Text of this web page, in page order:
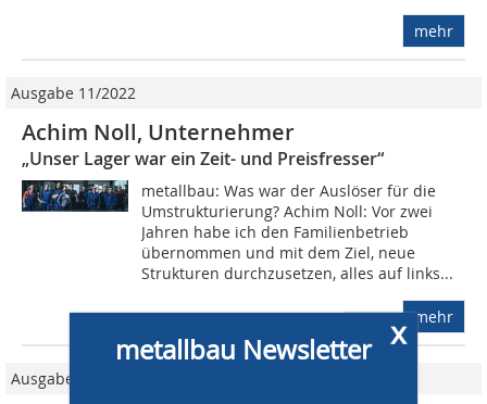
x
metallbau Newsletter
mehr
Ausgabe 11/2022
Achim Noll, Unternehmer
„Unser Lager war ein Zeit- und Preisfresser“
metallbau: Was war der Auslöser für die
Umstrukturierung? Achim Noll: Vor zwei
Jahren habe ich den Familienbetrieb
übernommen und mit dem Ziel, neue
Strukturen durchzusetzen, alles auf links...
mehr
Ausgabe 12/2021